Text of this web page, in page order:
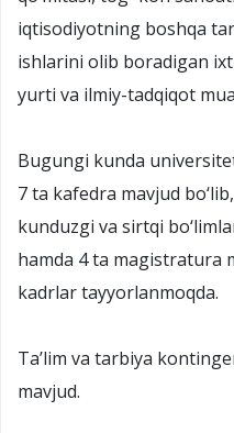
iqtisodiyotning boshqa
ishlarini olib boradigan
yurti va ilmiy-tadqiqot
Bugungi kunda
7 ta kafedra mavjud
kunduzgi va sirtqi
hamda 4 ta magistratura
kadrlar tayyorlanmoqda.
Taʼlim va tarbiya
mavjud.